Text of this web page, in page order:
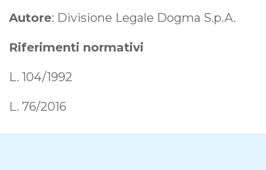
Autore: Divisione Legale Dogma S.p.A.
Riferimenti normativi
L. 104/1992
L. 76/2016